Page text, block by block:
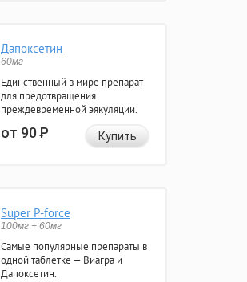
Дапоксетин
60мг
Единственный в мире препарат
для предотвращения
преждевременной эякуляции.
от 90Р Купить
Super P-force
100мг + 60мг
Самые популярные препараты в
одной таблетке — Виагра и
Дапоксетин.